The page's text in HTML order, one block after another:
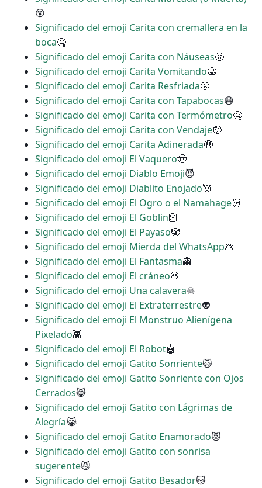
😵
Significado del emoji Carita con cremallera en la
boca🤐
Significado del emoji Carita con Náuseas🤢
Significado del emoji Carita Vomitando🤮
Significado del emoji Carita Resfriada🤧
Significado del emoji Carita con Tapabocas😷
Significado del emoji Carita con Termómetro🤒
Significado del emoji Carita con Vendaje🤕
Significado del emoji Carita Adinerada🤑
Significado del emoji El Vaquero🤠
Significado del emoji Diablo Emoji😈
Significado del emoji Diablito Enojado👿
Significado del emoji El Ogro o el Namahage👹
Significado del emoji El Goblin👺
Significado del emoji El Payaso🤡
Significado del emoji Mierda del WhatsApp💩
Significado del emoji El Fantasma👻
Significado del emoji El cráneo💀
Significado del emoji Una calavera☠
Significado del emoji El Extraterrestre👽
Significado del emoji El Monstruo Alienígena
Pixelado👾
Significado del emoji El Robot🤖
Significado del emoji Gatito Sonriente😺
Significado del emoji Gatito Sonriente con Ojos
Cerrados😸
Significado del emoji Gatito con Lágrimas de
Alegría😹
Significado del emoji Gatito Enamorado😻
Significado del emoji Gatito con sonrisa
sugerente😼
Significado del emoji Gatito Besador😽